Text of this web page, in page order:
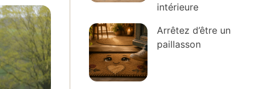
intérieure
Arrêtez d’être un
paillasson